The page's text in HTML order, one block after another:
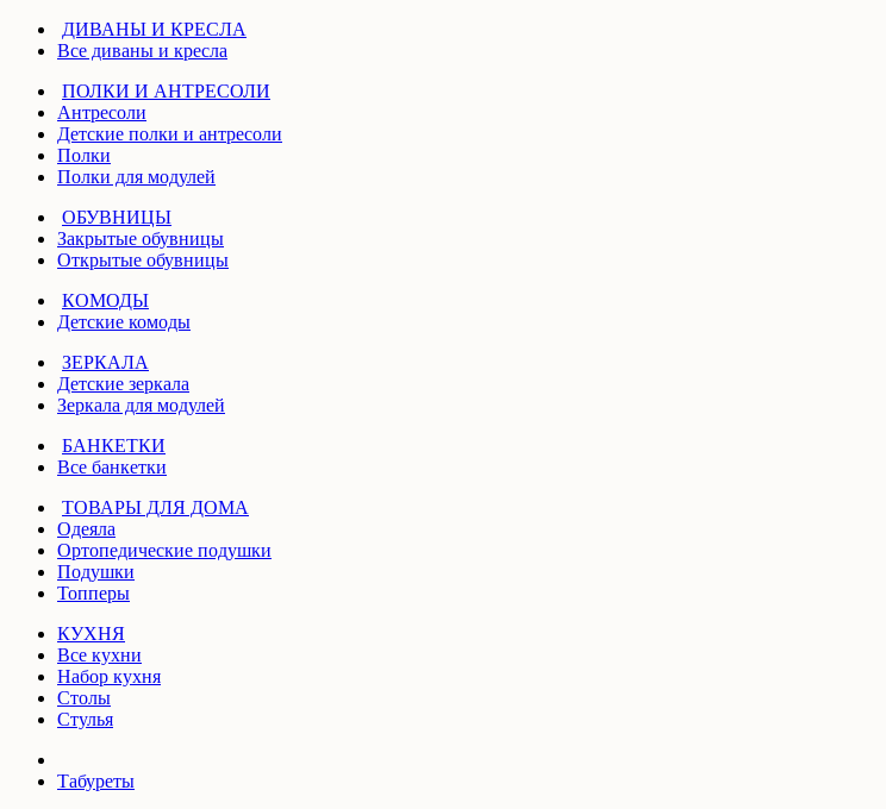
ДИВАНЫ И КРЕСЛА
Все диваны и кресла
ПОЛКИ И АНТРЕСОЛИ
Антресоли
Детские полки и антресоли
Полки
Полки для модулей
ОБУВНИЦЫ
Закрытые обувницы
Открытые обувницы
КОМОДЫ
Детские комоды
ЗЕРКАЛА
Детские зеркала
Зеркала для модулей
БАНКЕТКИ
Все банкетки
ТОВАРЫ ДЛЯ ДОМА
Одеяла
Ортопедические подушки
Подушки
Топперы
КУХНЯ
Все кухни
Набор кухня
Столы
Стулья
Табуреты